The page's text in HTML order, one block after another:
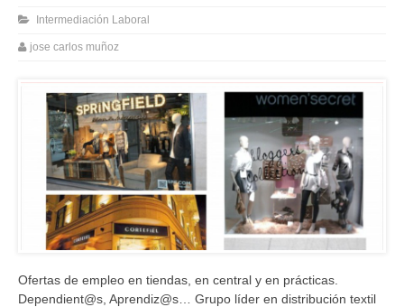
Intermediación Laboral
jose carlos muñoz
Ofertas de empleo en tiendas, en central y en prácticas.
Dependient@s, Aprendiz@s… Grupo líder en distribución textil